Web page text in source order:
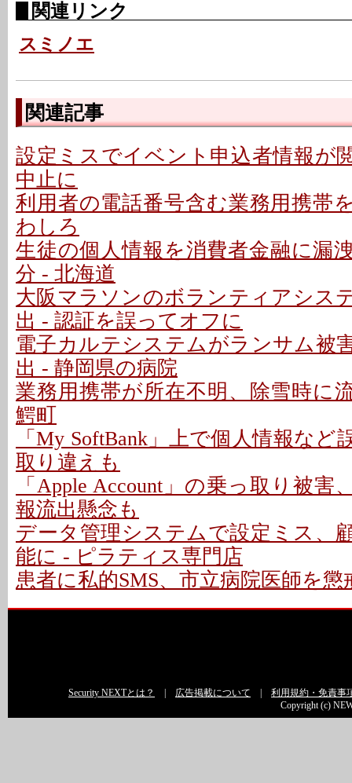
関連リンク
スミノエ
関連記事
設定ミスでイベント申込者情報が
中止に
利用者の電話番号含む業務用携帯
わしろ
生徒の個人情報を消費者金融に漏
分 - 北海道
大阪マラソンのボランティアシス
出 - 認証を誤ってオフに
電子カルテシステムがランサム被
出 - 静岡県の病院
業務用携帯が所在不明、除雪時に
鰐町
「My SoftBank」上で個人情報など
取り違えも
「Apple Account」の乗っ取り被害
報流出懸念も
データ管理システムで設定ミス、
能に - ピラティス専門店
患者に私的SMS、市立病院医師を懲
Security NEXTとは？ 広告掲載について
利用規約・免責事
Copyright (c)